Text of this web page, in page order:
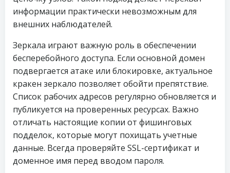
информации практически невозможным для
внешних наблюдателей.
Зеркала играют важную роль в обеспечении
бесперебойного доступа. Если основной домен
подвергается атаке или блокировке, актуальное
кракен зеркало позволяет обойти препятствие.
Список рабочих адресов регулярно обновляется и
публикуется на проверенных ресурсах. Важно
отличать настоящие копии от фишинговых
подделок, которые могут похищать учетные
данные. Всегда проверяйте SSL-сертификат и
доменное имя перед вводом пароля.